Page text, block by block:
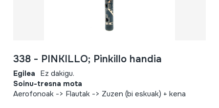
338 - PINKILLO; Pinkillo handia
Egilea Ez dakigu.
Soinu-tresna mota
Aerofonoak -> Flautak -> Zuzen (bi eskuak) + kena